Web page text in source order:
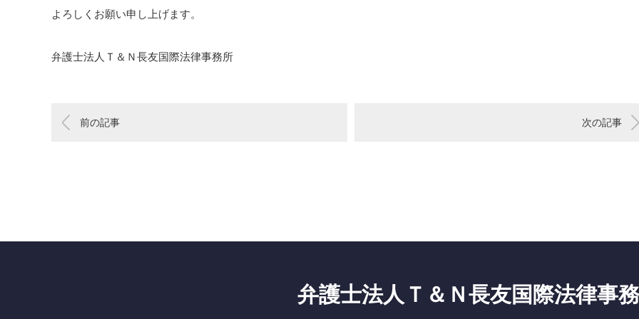
よろしくお願い申し上げます。
弁護士法人Ｔ＆Ｎ長友国際法律事務所
前の記事 次の記事
弁護士法人Ｔ＆Ｎ長友国際法律事